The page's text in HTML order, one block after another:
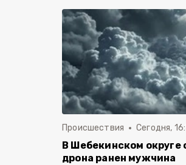
Происшествия Сегодня,
В Шебекинском округе
дрона ранен мужчина